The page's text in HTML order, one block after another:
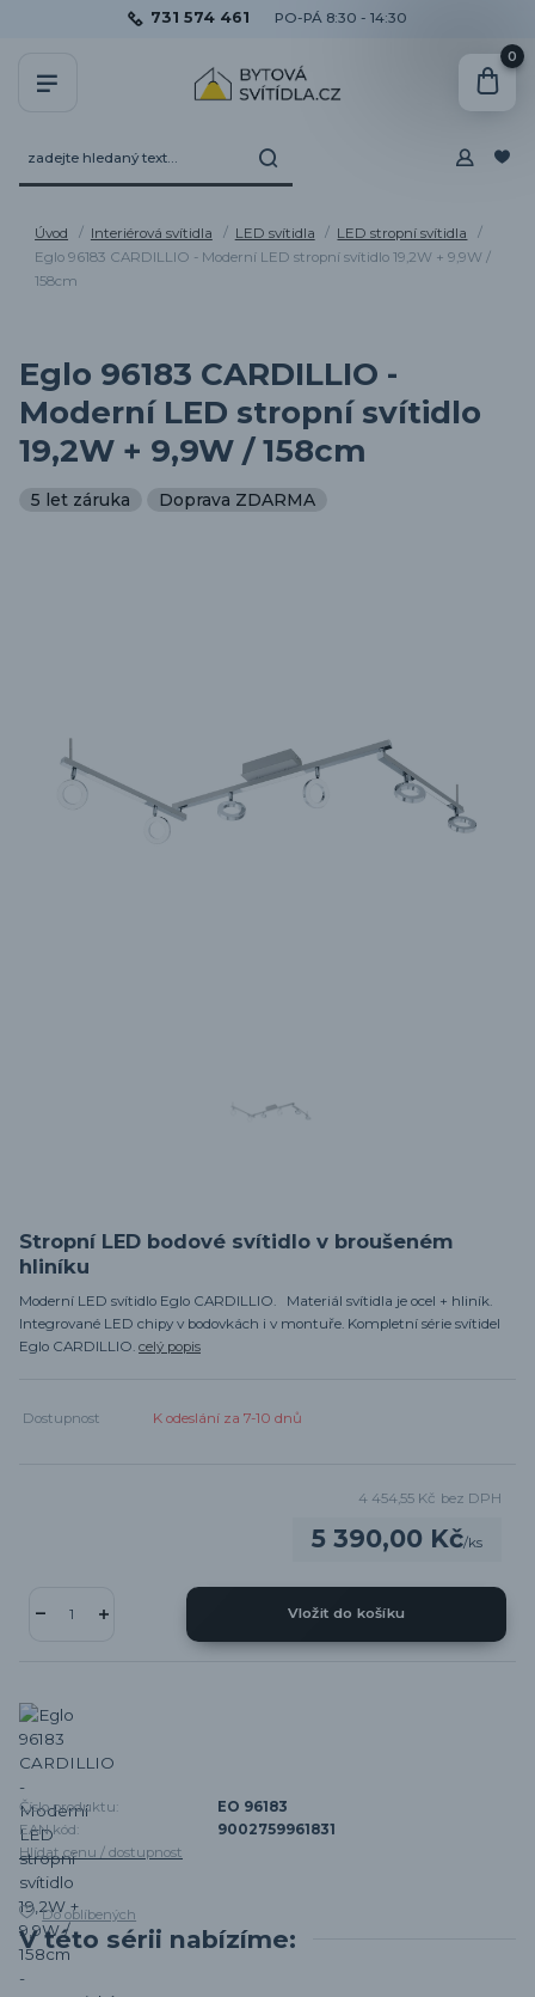
731 574 461 PO-PÁ 8:30 - 14:30
0
Úvod Interiérová svítidla LED svítidla
LED stropní svítidla
Eglo 96183 CARDILLIO - Moderní LED stropní svítidlo 19,2W + 9,9W /
158cm
Eglo 96183 CARDILLIO -
Moderní LED stropní svítidlo
19,2W + 9,9W / 158cm
5 let záruka Doprava ZDARMA
Stropní LED bodové svítidlo v broušeném
hliníku
Moderní LED svítidlo Eglo CARDILLIO. Materiál svítidla je ocel + hliník.
Integrované LED chipy v bodovkách i v montuře. Kompletní série svítidel
Eglo CARDILLIO. celý popis
Dostupnost K odeslání za 7-10 dnů
5 390,00 Kč/ks
4 454,55 Kč bez DPH
Vložit do košíku
Číslo produktu:
EO 96183
EAN kód:
9002759961831
Hlídat cenu / dostupnost
Do oblíbených
V této sérii nabízíme: